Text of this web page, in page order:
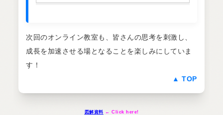
次回のオンライン教室も、皆さんの思考を刺激し、
成長を加速させる場となることを楽しみにしていま
す！
▲ TOP
図解資料 ← Click here!